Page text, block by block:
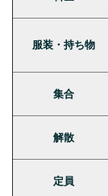
服装・持ち物
集合
解散
定員